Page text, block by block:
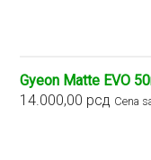
Gyeon Matte EVO
14.000,00 рсд Cena